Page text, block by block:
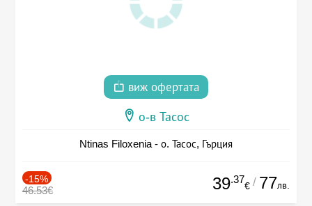
виж офертата
о-в Тасос
Ntinas Filoxenia - о. Тасос, Гърция
-15%
46.53€ 39.37
€ / 77лв.